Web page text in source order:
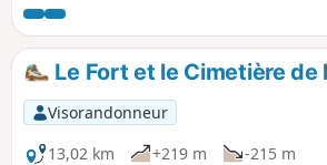
et aux disparus de la Grande Guerre.
sculpteur Paul Landowski constitue le
randonnée mémorielle. Trois belles
XIIIe siècles, complètent le tableau.
Le Fort et le Cimetière de
Visorandonneur
13,02 km
+219 m
-215 m